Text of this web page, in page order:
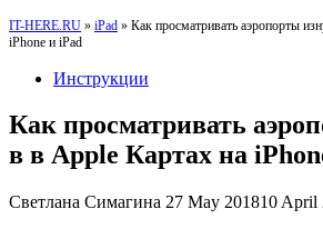
IT-HERE.RU » iPad » Как просматривать аэропорты
iPhone и iPad
Инструкции
Как просматривать
в в Apple Картах на
Светлана Симагина 27 May 201810 April